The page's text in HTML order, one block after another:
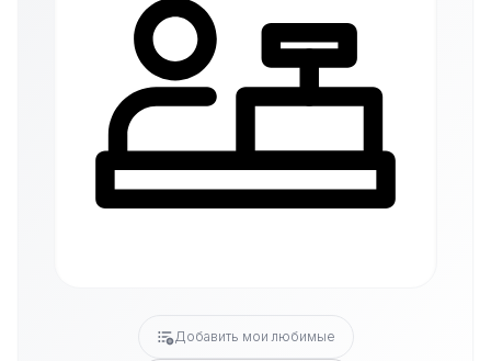
Добавить мои любимые